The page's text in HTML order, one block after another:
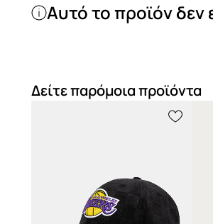
Αυτό το προϊόν δεν
Δείτε παρόμοια προϊόντα